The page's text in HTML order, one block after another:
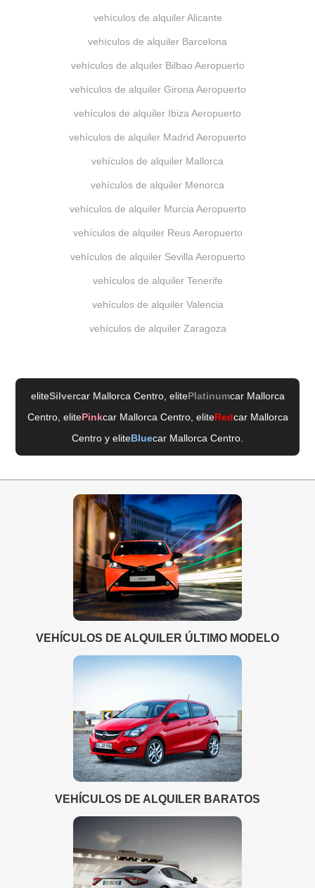
vehículos de alquiler Alicante
vehículos de alquiler Barcelona
vehículos de alquiler Bilbao Aeropuerto
vehículos de alquiler Girona Aeropuerto
vehículos de alquiler Ibiza Aeropuerto
vehículos de alquiler Madrid Aeropuerto
vehículos de alquiler Mallorca
vehículos de alquiler Menorca
vehículos de alquiler Murcia Aeropuerto
vehículos de alquiler Reus Aeropuerto
vehículos de alquiler Sevilla Aeropuerto
vehículos de alquiler Tenerife
vehículos de alquiler Valencia
vehículos de alquiler Zaragoza
eliteSilvercar Mallorca Centro, elitePlatinumcar Mallorca
Centro, elitePinkcar Mallorca Centro, eliteRedcar Mallorca
Centro y eliteBluecar Mallorca Centro
VEHÍCULOS DE ALQUILER ÚLTIMO MODELO
VEHÍCULOS DE ALQUILER BARATOS